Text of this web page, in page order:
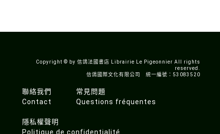
Copyright © by 信鴿法國書店 Librairie Le Pigeonnier All rights
reserved.
信鴿國際文化有限公司 統一編號：53083520
聯絡我們
Contact
常見問題
Questions fréquentes
隱私權聲明
Politique de confidentialité